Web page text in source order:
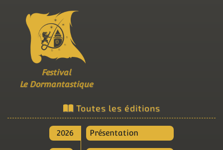
Festival
Le Dormantastique
Toutes les éditions
2026 Présentation